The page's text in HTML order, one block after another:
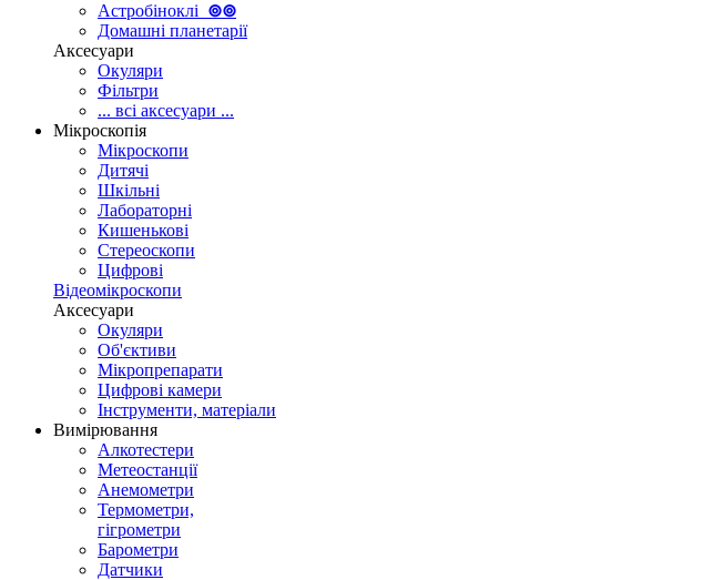
Астробіноклі ⊚⊚
Домашні планетарії
Аксесуари
Окуляри
Фільтри
... всі аксесуари ...
Мікроскопія
Мікроскопи
Дитячі
Шкільні
Лабораторні
Кишенькові
Стереоскопи
Цифрові
Відеомікроскопи
Аксесуари
Окуляри
Об'єктиви
Мікропрепарати
Цифрові камери
Інструменти, матеріали
Вимірювання
Алкотестери
Метеостанції
Анемометри
Термометри,
гігрометри
Барометри
Датчики